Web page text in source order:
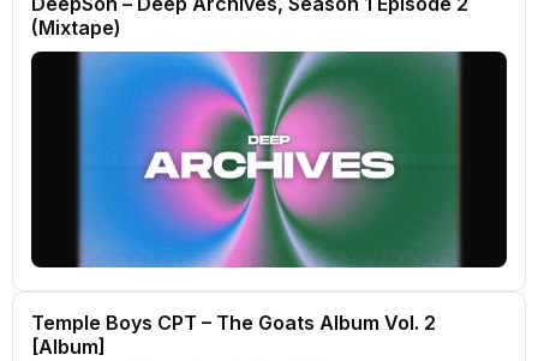
(Mixtape)
Temple Boys CPT – The Goats Album Vol. 2
[Album]